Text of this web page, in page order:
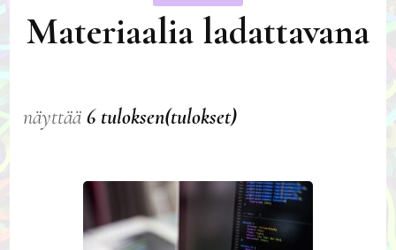
Materiaalia ladattavana
näyttää6 tuloksen(tulokset)